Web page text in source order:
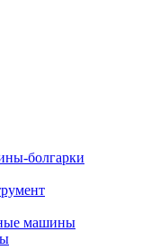
болгарки
машины